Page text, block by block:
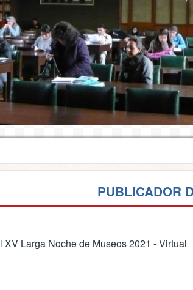
PUBLICADOR
Larga Noche de Museos 2021 - Virtual